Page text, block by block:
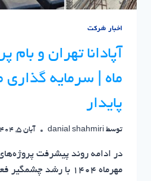
اخبار شرکت
آپادانا تهران و
ماه | سرمایه
پایدار
توسط danial shahmiri آبان 5, 1404
در ادامه روند پیشرفت
مهرماه ۱۴۰۴ با رشد